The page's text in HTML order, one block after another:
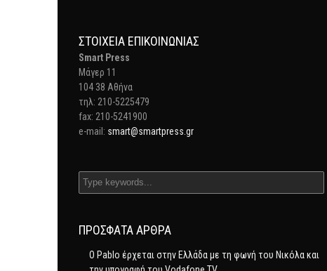
ΣΤΟΙΧΕΊΑ ΕΠΙΚΟΙΝΩΝΊΑΣ
Smart Press
Mάγερ 11
104 38 Αθήνα
τηλ: 210-5225479
fax: 210-5241900
e-mail: smart@smartpress.gr
ΠΡΌΣΦΑΤΑ ΆΡΘΡΑ
Ο Pablo έρχεται στην Ελλάδα με τη φωνή του Νικόλα και